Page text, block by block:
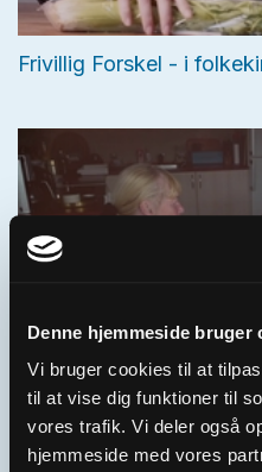
Denne hjemmeside bruger
Vi bruger cookies til at
til at vise dig funktioner til
vores trafik. Vi deler også
hjemmeside med vores
Frivillig Forskel - i
Generelt spot | En